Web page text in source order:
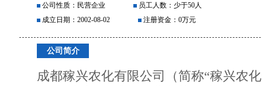
公司性质：民营企业
员工人数：少于50人
成立日期：2002-08-02
注册资金：0万元
公司简介
成都稼兴农化有限公司（简称“稼兴农